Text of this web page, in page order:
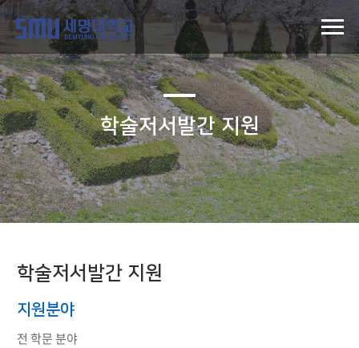
학술저서발간 지원
학술저서발간 지원
지원분야
전 학문 분야